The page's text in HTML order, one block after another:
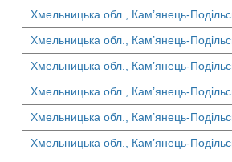
Хмельницька обл., Кам’янець-
Хмельницька обл., Кам’янець-
Хмельницька обл., Кам’янець-
Хмельницька обл., Кам’янець-
Хмельницька обл., Кам’янець-
Хмельницька обл., Кам’янець-